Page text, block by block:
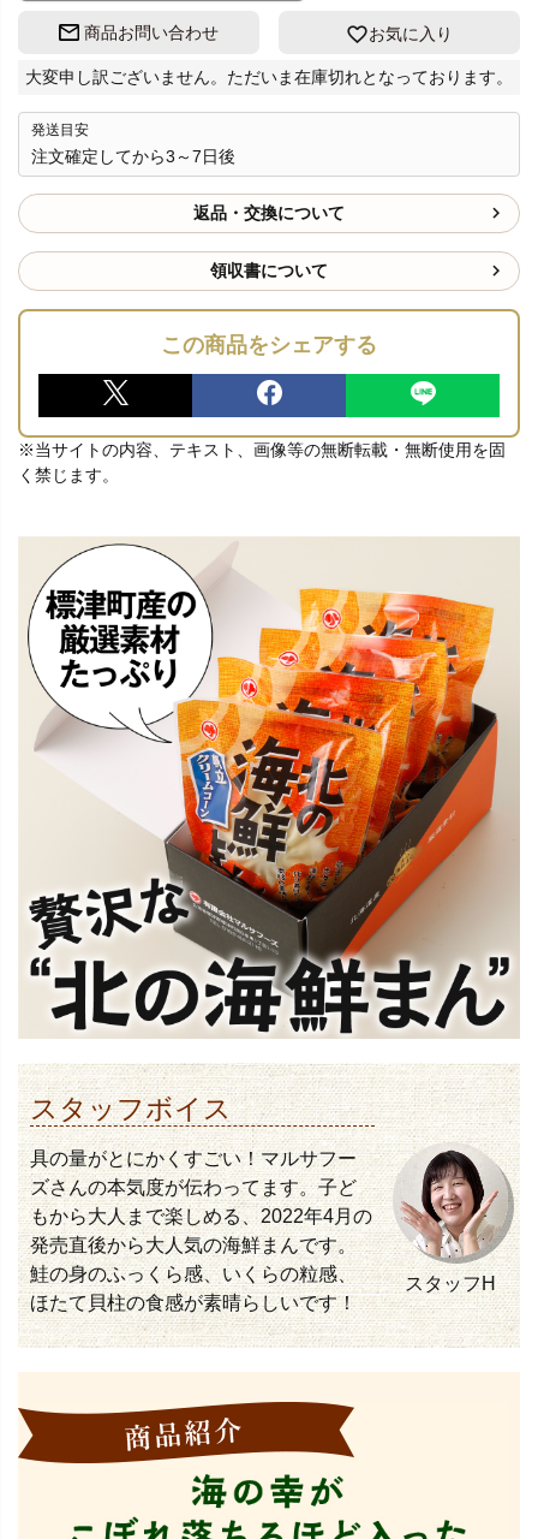
商品お問い合わせ お気に入り
大変申し訳ございません。ただいま在庫切れとなっております。
発送目安
注文確定してから3～7日後
返品・交換について
領収書について
この商品をシェアする
※当サイトの内容、テキスト、画像等の無断転載・無断使用を固
く禁じます。
スタッフボイス
具の量がとにかくすごい！マルサフー
ズさんの本気度が伝わってます。子ど
もから大人まで楽しめる、2022年4月の
発売直後から大人気の海鮮まんです。
鮭の身のふっくら感、いくらの粒感、
ほたて貝柱の食感が素晴らしいです！
スタッフH